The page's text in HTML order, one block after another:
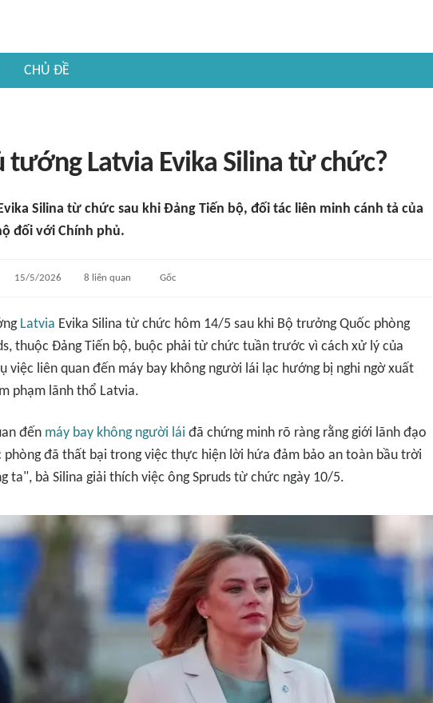
CHỦ ĐỀ
tướng Latvia Evika Silina từ chức?
Silina từ chức sau khi Đảng Tiến bộ, đối tác liên minh cánh tả của
đối với Chính phủ.
15/5/2026 8 liên quan Gốc
Latvia Evika Silina từ chức hôm 14/5 sau khi Bộ trưởng Quốc phòng
thuộc Đảng Tiến bộ, buộc phải từ chức tuần trước vì cách xử lý của
việc liên quan đến máy bay không người lái lạc hướng bị nghi ngờ xuất
phạm lãnh thổ Latvia.
đến máy bay không người lái đã chứng minh rõ ràng rằng giới lãnh đạo
đã thất bại trong việc thực hiện lời hứa đảm bảo an toàn bầu trời
ta", bà Silina giải thích việc ông Spruds từ chức ngày 10/5.